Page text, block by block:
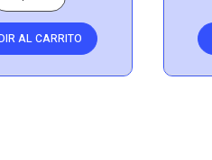
AL CARRITO